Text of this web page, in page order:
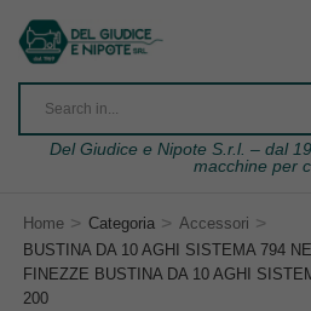
Del Giudice e Nipote S.r.l. – dal
macchine per
Home > Categoria > Accessori >
BUSTINA DA 10 AGHI SISTEMA 794
FINEZZE BUSTINA DA 10 AGHI
200